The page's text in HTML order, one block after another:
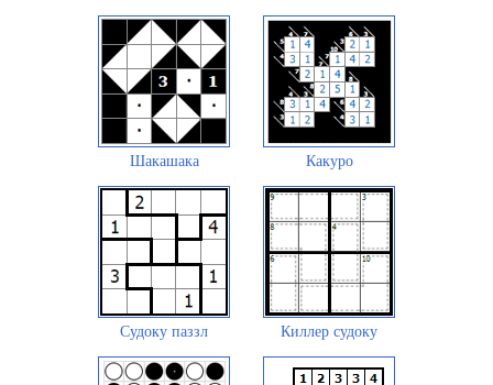
Шакашака Какуро
Судоку паззл Киллер судоку